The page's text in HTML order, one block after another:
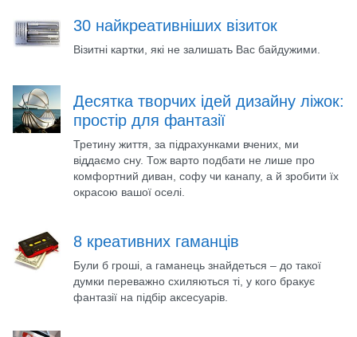
30 найкреативніших візиток
Візитні картки, які не залишать Вас байдужими.
Десятка творчих ідей дизайну ліжок:
простір для фантазії
Третину життя, за підрахунками вчених, ми
віддаємо сну. Тож варто подбати не лише про
комфортний диван, софу чи канапу, а й зробити їх
окрасою вашої оселі.
8 креативних гаманців
Були б гроші, а гаманець знайдеться – до такої
думки переважно схиляються ті, у кого бракує
фантазії на підбір аксесуарів.